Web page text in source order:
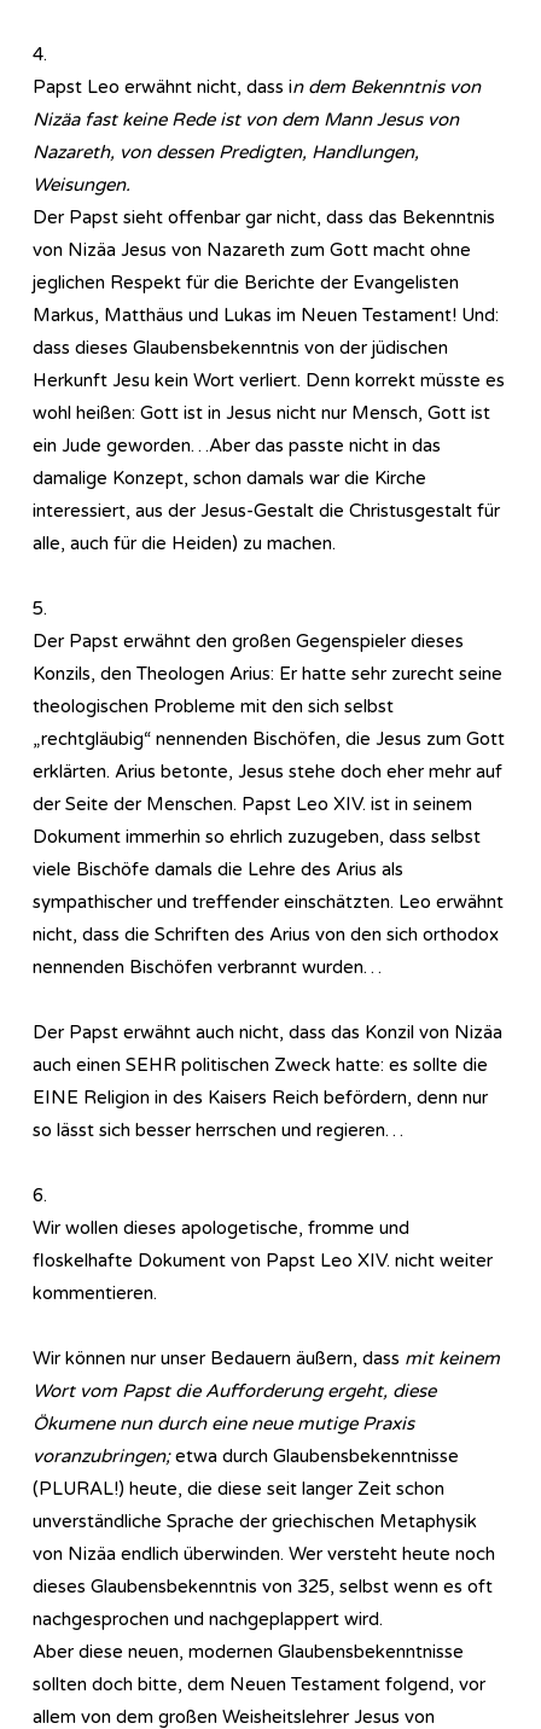
4.
Papst Leo erwähnt nicht, dass in dem Bekenntnis von
Nizäa fast keine Rede ist von dem Mann Jesus von
Nazareth, von dessen Predigten, Handlungen,
Weisungen.
Der Papst sieht offenbar gar nicht, dass das Bekenntnis
von Nizäa Jesus von Nazareth zum Gott macht ohne
jeglichen Respekt für die Berichte der Evangelisten
Markus, Matthäus und Lukas im Neuen Testament! Und:
dass dieses Glaubensbekenntnis von der jüdischen
Herkunft Jesu kein Wort verliert. Denn korrekt müsste es
wohl heißen: Gott ist in Jesus nicht nur Mensch, Gott ist
ein Jude geworden…Aber das passte nicht in das
damalige Konzept, schon damals war die Kirche
interessiert, aus der Jesus-Gestalt die Christusgestalt für
alle, auch für die Heiden) zu machen.
5.
Der Papst erwähnt den großen Gegenspieler dieses
Konzils, den Theologen Arius: Er hatte sehr zurecht seine
theologischen Probleme mit den sich selbst
„rechtgläubig“ nennenden Bischöfen, die Jesus zum Gott
erklärten. Arius betonte, Jesus stehe doch eher mehr auf
der Seite der Menschen. Papst Leo XIV. ist in seinem
Dokument immerhin so ehrlich zuzugeben, dass selbst
viele Bischöfe damals die Lehre des Arius als
sympathischer und treffender einschätzten. Leo erwähnt
nicht, dass die Schriften des Arius von den sich orthodox
nennenden Bischöfen verbrannt wurden…
Der Papst erwähnt auch nicht, dass das Konzil von Nizäa
auch einen SEHR politischen Zweck hatte: es sollte die
EINE Religion in des Kaisers Reich befördern, denn nur
so lässt sich besser herrschen und regieren…
6.
Wir wollen dieses apologetische, fromme und
floskelhafte Dokument von Papst Leo XIV. nicht weiter
kommentieren.
Wir können nur unser Bedauern äußern, dass mit keinem
Wort vom Papst die Aufforderung ergeht, diese
Ökumene nun durch eine neue mutige Praxis
voranzubringen;etwa durch Glaubensbekenntnisse
(PLURAL!) heute, die diese seit langer Zeit schon
unverständliche Sprache der griechischen Metaphysik
von Nizäa endlich überwinden. Wer versteht heute noch
dieses Glaubensbekenntnis von 325, selbst wenn es oft
nachgesprochen und nachgeplappert wird.
Aber diese neuen, modernen Glaubensbekenntnisse
sollten doch bitte, dem Neuen Testament folgend, vor
allem von dem großen Weisheitslehrer Jesus von